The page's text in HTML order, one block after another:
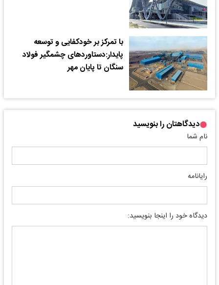
با تمرکز بر خودکفایی و توسعه
پایدار:دستاوردهای چشمگیر فولاد
سنگان تا پایان مهر
دیدگاهتان را بنویسید
نام شما
رایانامه
دیدگاه خود را اینجا بنویسید: